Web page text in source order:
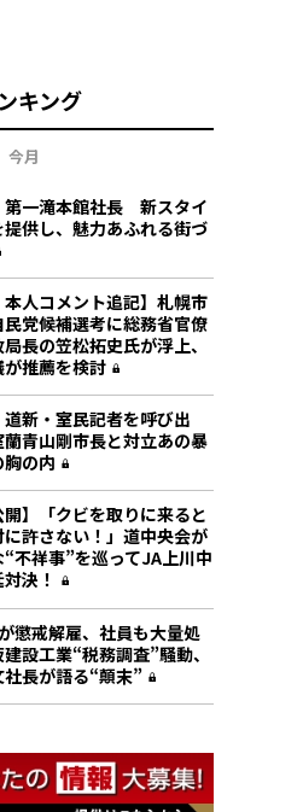
キング
今月
一滝本館社長 新スタイ
提供し、魅力あふれる街づ
本人コメント追記】札幌市
党候補選考に総務省官僚
長の笠松拓史氏が浮上、
が推薦を検討
道新・室民記者を呼び出
青山剛市長と対立あの暴
の内
開】「クビを取りに来ると
に許さない！」道中央会が
“不祥事”を巡ってJA上川中
決！
懲戒解雇、社員も大量処
設工業“税務調査”騒動、
社長が語る“顛末”